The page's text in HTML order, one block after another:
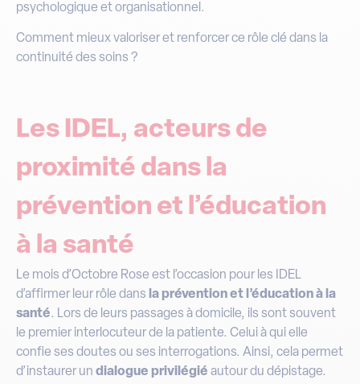
psychologique et organisationnel.
Comment mieux valoriser et renforcer ce rôle clé dans la
continuité des soins ?
Les IDEL, acteurs de
proximité dans la
prévention et l’éducation
à la santé
Le mois d’Octobre Rose est l’occasion pour les IDEL
d’affirmer leur rôle dans la prévention et l’éducation à la
santé. Lors de leurs passages à domicile, ils sont souvent
le premier interlocuteur de la patiente. Celui à qui elle
confie ses doutes ou ses interrogations. Ainsi, cela permet
d’instaurer un dialogue privilégié autour du dépistage.